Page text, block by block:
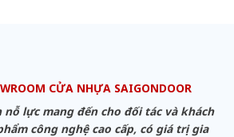
CỬA NHỰA SAIGONDOOR
nỗ lực mang đến cho đối tác và khách
công nghệ cao cấp, có giá trị gia